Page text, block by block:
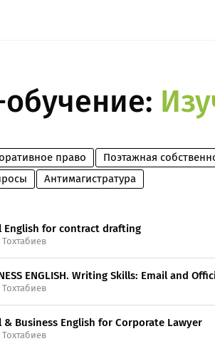
право Поэтажная
Антимагистратура
English for contract drafting
ENGLISH. Writing Skills: Email and
& Business English for Corporate Lawyer